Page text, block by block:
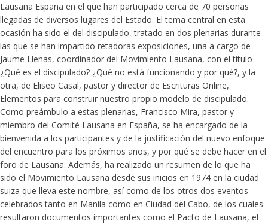
Lausana España en el que han participado cerca de 70 personas
llegadas de diversos lugares del Estado. El tema central en esta
ocasión ha sido el del discipulado, tratado en dos plenarias durante
las que se han impartido retadoras exposiciones, una a cargo de
Jaume Llenas, coordinador del Movimiento Lausana, con el título
¿Qué es el discipulado? ¿Qué no está funcionando y por qué?, y la
otra, de Eliseo Casal, pastor y director de Escrituras Online,
Elementos para construir nuestro propio modelo de discipulado.
Como preámbulo a estas plenarias, Francisco Mira, pastor y
miembro del Comité Lausana en España, se ha encargado de la
bienvenida a los participantes y de la justificación del nuevo enfoque
del encuentro para los próximos años, y por qué se debe hacer en el
foro de Lausana. Además, ha realizado un resumen de lo que ha
sido el Movimiento Lausana desde sus inicios en 1974 en la ciudad
suiza que lleva este nombre, así como de los otros dos eventos
celebrados tanto en Manila como en Ciudad del Cabo, de los cuales
resultaron documentos importantes como el Pacto de Lausana, el